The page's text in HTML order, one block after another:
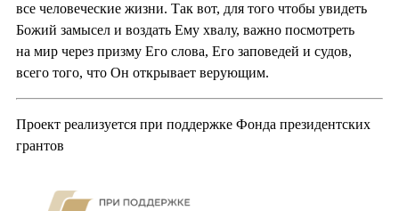
все человеческие жизни. Так вот, для того чтобы увидеть
Божий замысел и воздать Ему хвалу, важно посмотреть
на мир через призму Его слова, Его заповедей и судов,
всего того, что Он открывает верующим.
Проект реализуется при поддержке Фонда президентских
грантов